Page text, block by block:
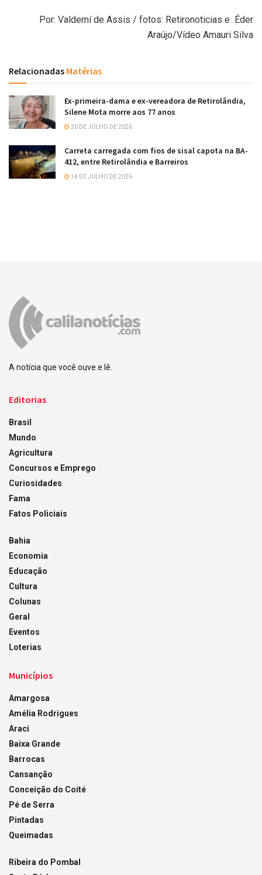
Por: Valdemí de Assis / fotos: Retironoticias e Éder
Araújo/Vídeo Amauri Silva
Relacionadas Matérias
Ex-primeira-dama e ex-vereadora de Retirolândia,
Silene Mota morre aos 77 anos
20 DE JULHO DE 2026
Carreta carregada com fios de sisal capota na BA-
412, entre Retirolândia e Barreiros
14 DE JULHO DE 2026
A notícia que você ouve e lê.
Editorias
Brasil
Mundo
Agricultura
Concursos e Emprego
Curiosidades
Fama
Fatos Policiais
Bahia
Economia
Educação
Cultura
Colunas
Geral
Eventos
Loterias
Municípios
Amargosa
Amélia Rodrigues
Araci
Baixa Grande
Barrocas
Cansanção
Conceição do Coité
Pé de Serra
Pintadas
Queimadas
Ribeira do Pombal